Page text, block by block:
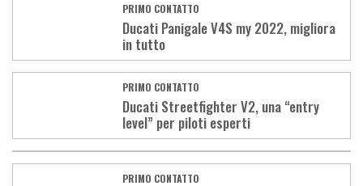
PRIMO CONTATTO
Ducati Panigale V4S my 2022, migliora
in tutto
PRIMO CONTATTO
Ducati Streetfighter V2, una “entry
level” per piloti esperti
PRIMO CONTATTO